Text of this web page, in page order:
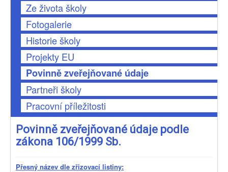
Ze života školy
Fotogalerie
Historie školy
Projekty EU
Povinně zveřejňované údaje
Partneři školy
Pracovní příležitosti
Povinně zveřejňované údaje podle
zákona 106/1999 Sb.
Přesný název dle zřizovací listiny: